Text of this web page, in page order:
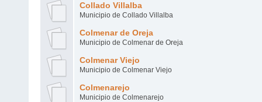
Collado Villalba
Municipio de Collado Villalba
Colmenar de Oreja
Municipio de Colmenar de Oreja
Colmenar Viejo
Municipio de Colmenar Viejo
Colmenarejo
Municipio de Colmenarejo